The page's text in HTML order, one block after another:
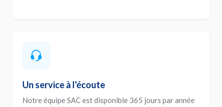
Un service à l'écoute
Notre équipe SAC est disponible 365 jours par année